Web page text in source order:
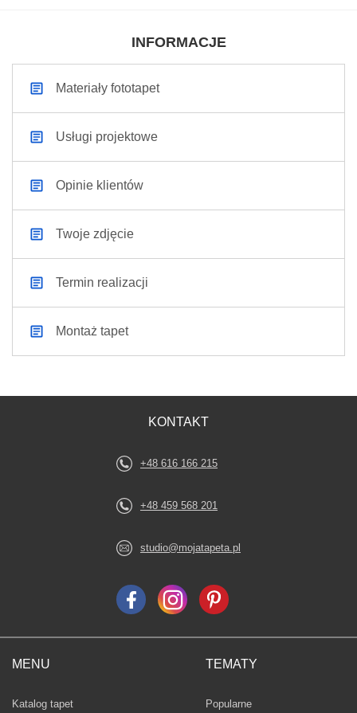
INFORMACJE
Materiały fototapet
Usługi projektowe
Opinie klientów
Twoje zdjęcie
Termin realizacji
Montaż tapet
MENU
Katalog tapet
TEMATY
Fototapety
Popularne
KONTAKT
+48 616 166 215
+48 459 568 201
studio@mojatapeta.pl